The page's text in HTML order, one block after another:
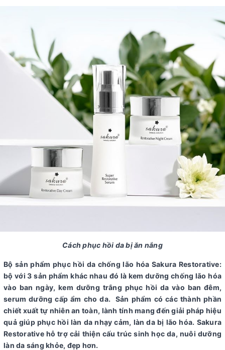
Cách phục hồi da bị ăn nắng
Bộ sản phẩm phục hồi da chống lão hóa Sakura Restorative:
bộ với 3 sản phẩm khác nhau đó là kem dưỡng chống lão hóa
vào ban ngày, kem dưỡng trắng phục hồi da vào ban đêm,
serum dưỡng cấp ẩm cho da. Sản phẩm có các thành phần
chiết xuất tự nhiên an toàn, lành tính mang đến giải pháp hiệu
quả giúp phục hồi làn da nhạy cảm, làn da bị lão hóa. Sakura
Restorative hỗ trợ cải thiện cấu trúc sinh học da, nuôi dưỡng
làn da sáng khỏe, đẹp hơn.